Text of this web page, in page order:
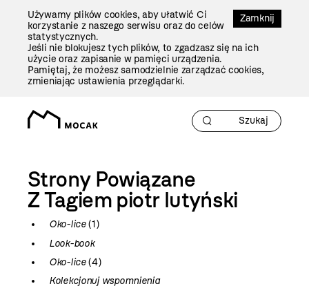
Zamknij
Używamy plików cookies, aby ułatwić Ci
korzystanie z naszego serwisu oraz do celów
statystycznych.
Jeśli nie blokujesz tych plików, to zgadzasz się na ich
użycie oraz zapisanie w pamięci urządzenia.
Pamiętaj, że możesz samodzielnie zarządzać cookies,
zmieniając ustawienia przeglądarki.
Strony Powiązane
Z Tagiem piotr lutyński
Oko-lice(1)
Look-book
Oko-lice(4)
Kolekcjonuj wspomnienia